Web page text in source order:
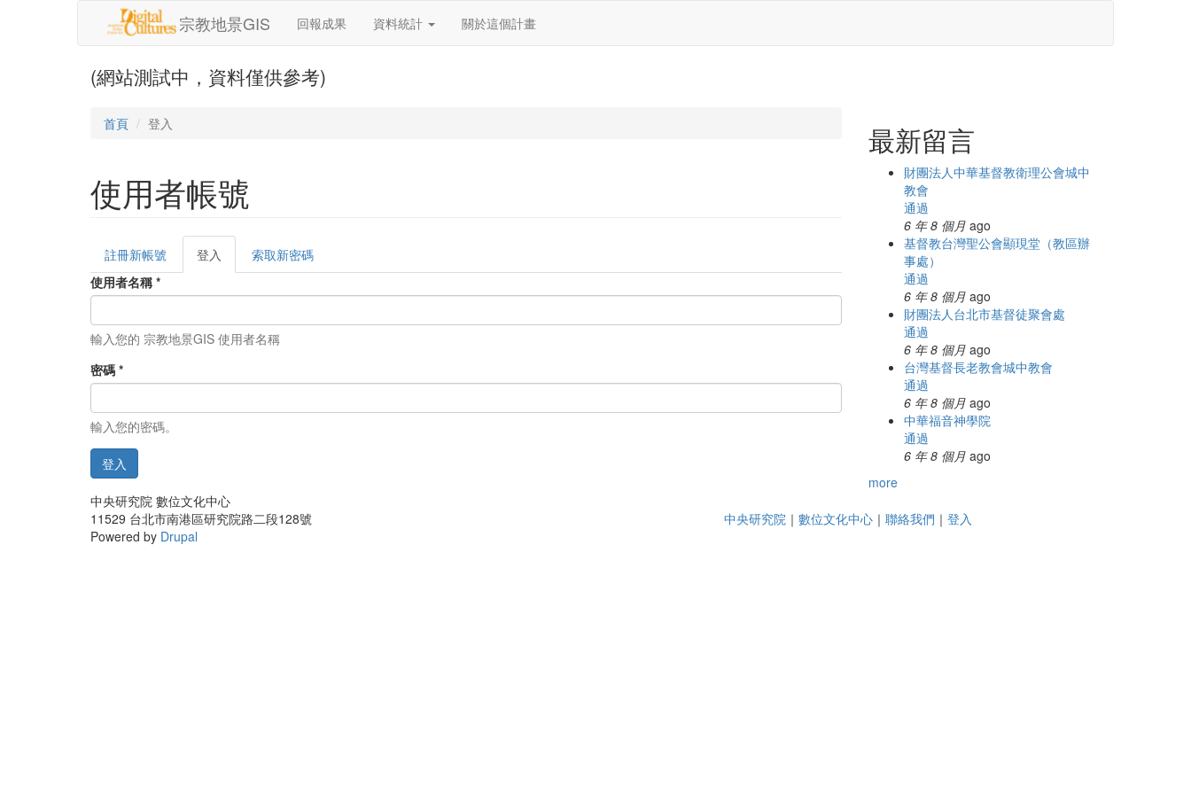
宗教地景GIS 回報成果 資料統計 關於這個計畫
(網站測試中，資料僅供參考)
首頁 登入
使用者帳號
主要索引標籤
註冊新帳號 登入
籤)
索取新密碼
使用者名稱 *
輸入您的 宗教地景GIS 使用者名稱
密碼 *
輸入您的密碼。
登入
最新留言
財團法人中華基督教衛理公會城中
教會
通過
6 年 8 個月ago
基督教台灣聖公會顯現堂（教區辦
事處）
通過
6 年 8 個月ago
財團法人台北市基督徒聚會處
通過
6 年 8 個月ago
台灣基督長老教會城中教會
通過
6 年 8 個月ago
中華福音神學院
通過
6 年 8 個月ago
more
中央研究院 數位文化中心
11529 台北市南港區研究院路二段128號
中央研究院 ｜ 數位文化中心 ｜ 聯絡我們 ｜ 登入
Powered by Drupal